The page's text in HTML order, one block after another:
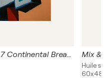
American Dream No.7 Continental Breakfast Mix &
Huile sur
60x48in